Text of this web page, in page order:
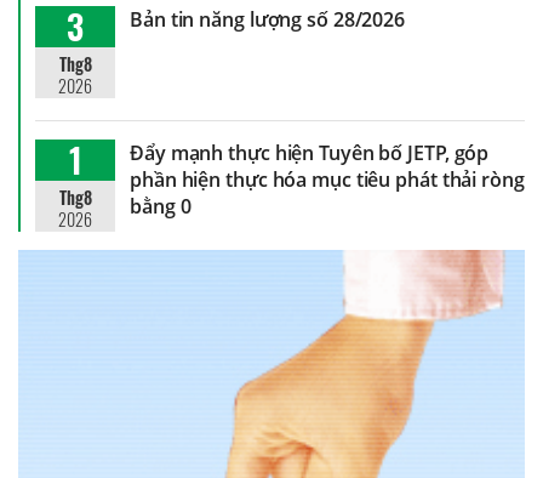
3
Thg8
2026
Bản tin năng lượng số 28/2026
1
Thg8
2026
Đẩy mạnh thực hiện Tuyên bố JETP, góp
phần hiện thực hóa mục tiêu phát thải ròng
bằng 0